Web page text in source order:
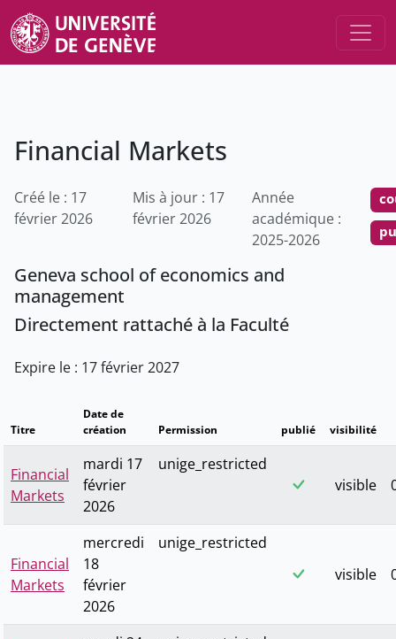
Financial Markets
Créé le : 17
février 2026
Mis à jour : 17
février 2026
Année
académique :
2025-2026
Geneva school of economics and
management
Directement rattaché à la Faculté
Expire le : 17 février 2027
Titre
Date de
création
Permission publié visibilité
Financial
Markets
mardi 17
février
2026
unige_restricted
visible
Financial
Markets
mercredi
18
février
2026
unige_restricted
visible